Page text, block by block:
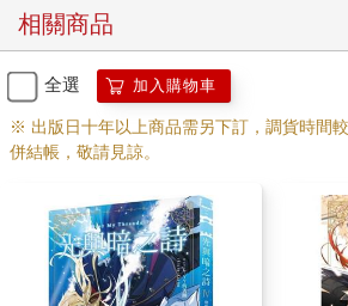
「此一時彼一時。」威廉說，「剛剛得到
摩斯已經離開Ｎ市，趕往帝都，其他候選
發生大事，您若是落後於他們，對競選王
面，我會負責保護您。」
「姬玄他們也去了帝都？」王晨問：「你
有，究竟是要發生什麼大事，消息來源可
「消息的來源，是您認識的魔物。」威廉
「不要告訴我是……」
相關商品
全選 加入購物車
※ 出版日十年以上商品需另下訂，調貨時間
併結帳，敬請見諒。